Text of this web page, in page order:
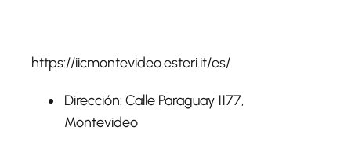
https://iicmontevideo.esteri.it/es/
Dirección: Calle Paraguay 1177,
Montevideo